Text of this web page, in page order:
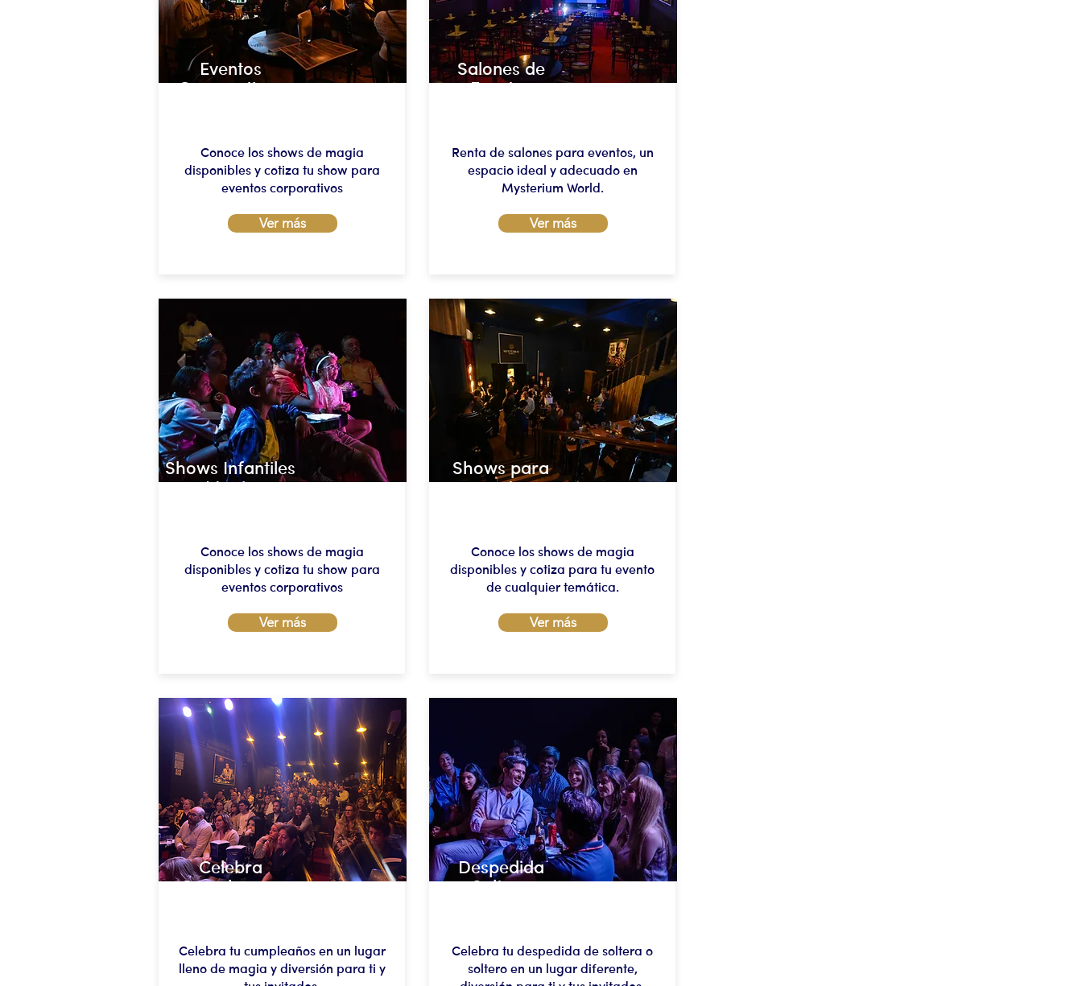
Eventos
Corporativos
Conoce los shows de magia
disponibles y cotiza tu show para
eventos corporativos
Ver más
Shows Infantiles
Magia
Conoce los shows de magia
disponibles y cotiza tu show para
eventos corporativos
Ver más
Celebra
Cumpleaños
Celebra tu cumpleaños en un lugar
lleno de magia y diversión para ti y
Salones de
Eventos
Renta de salones para eventos, un
espacio ideal y adecuado en
Mysterium World.
Ver más
Shows para
eventos
Conoce los shows de magia
disponibles y cotiza para tu evento
de cualquier temática.
Ver más
Despedida
Soltera
Celebra tu despedida de soltera o
soltero en un lugar diferente,